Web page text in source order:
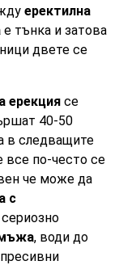
еректилна
е тънка и затова
двете се
ерекция се
40-50
в следващите
все по-често се
че може да
с
, води до